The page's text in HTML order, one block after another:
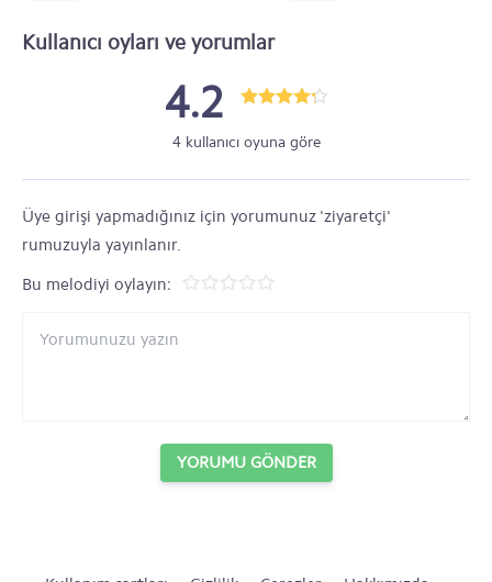
Kullanıcı oyları ve yorumlar
4.2
4 kullanıcı oyuna göre
Üye girişi yapmadığınız için yorumunuz 'ziyaretçi'
rumuzuyla yayınlanır.
Bu melodiyi oylayın:
YORUMU GÖNDER